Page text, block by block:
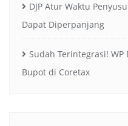
DJP Atur Waktu
Dapat Diperpanjang
Sudah Terintegrasi! WP
Bupot di Coretax